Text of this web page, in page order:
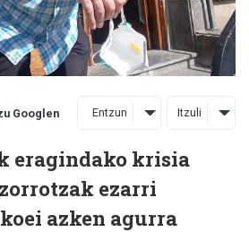
Googlen Entzun Itzuli
eragindako krisia
ezarri
azken agurra